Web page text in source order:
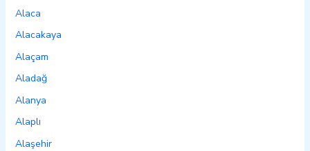
Alaca
Alacakaya
Alaçam
Aladağ
Alanya
Alaplı
Alaşehir